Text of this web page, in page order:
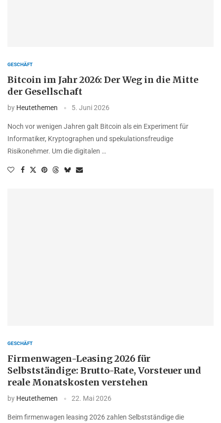
GESCHÄFT
Bitcoin im Jahr 2026: Der Weg in die Mitte
der Gesellschaft
by Heutethemen 5. Juni 2026
Noch vor wenigen Jahren galt Bitcoin als ein Experiment für
Informatiker, Kryptographen und spekulationsfreudige
Risikonehmer. Um die digitalen …
GESCHÄFT
Firmenwagen-Leasing 2026 für
Selbstständige: Brutto-Rate, Vorsteuer und
reale Monatskosten verstehen
by Heutethemen 22. Mai 2026
Beim firmenwagen leasing 2026 zahlen Selbstständige die